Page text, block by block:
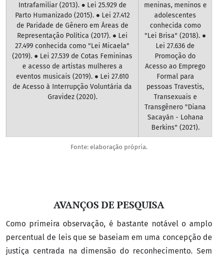
Intrafamiliar (2013). ● Lei 25.929 de
Parto Humanizado (2015). ● Lei 27.412
de Paridade de Gênero em Áreas de
Representação Política (2017). ● Lei
27.499 conhecida como "Lei Micaela"
(2019). ● Lei 27.539 de Cotas Femininas
e acesso de artistas mulheres a
eventos musicais (2019). ● Lei 27.610
de Acesso à Interrupção Voluntária da
Gravidez (2020).
meninas, meninos e
adolescentes
conhecida como
"Lei Brisa" (2018). ●
Lei 27.636 de
Promoção do
Acesso ao Emprego
Formal para
pessoas Travestis,
Transexuais e
Transgênero "Diana
Sacayán - Lohana
Berkins" (2021).
Fonte: elaboração própria.
AVANÇOS DE PESQUISA
Como primeira observação, é bastante notável o amplo
percentual de leis que se baseiam em uma concepção de
justiça centrada na dimensão do reconhecimento. Sem